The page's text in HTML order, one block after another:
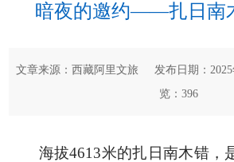
暗夜的邀约——扎日南
文章来源：西藏阿里文旅 发布日期：
览： 396
海拔4613米的扎日南木错，